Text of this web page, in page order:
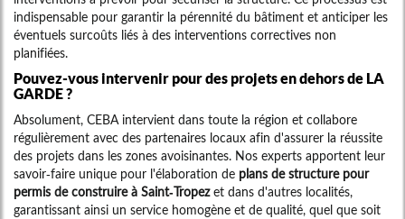
indispensable pour garantir la pérennité du bâtiment et anticiper les
éventuels surcoûts liés à des interventions correctives non
planifiées.
Pouvez-vous intervenir pour des projets en dehors de LA
GARDE ?
Absolument, CEBA intervient dans toute la région et collabore
régulièrement avec des partenaires locaux afin d'assurer la réussite
des projets dans les zones avoisinantes. Nos experts apportent leur
savoir-faire unique pour l'élaboration de plans de structure pour
permis de construire à Saint-Tropezet dans d'autres localités,
garantissant ainsi un service homogène et de qualité, quel que soit